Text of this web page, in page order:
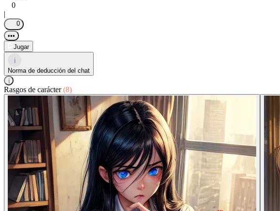
0
|
0
•••
Jugar
i
Norma de deducción del chat
i
Rasgos de carácter(8)